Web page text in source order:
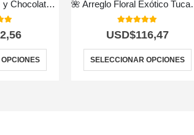
Bouquet de Rosas y Chocolates 🌹🍫✨ 🌺 Arreglo Floral
USD$116,47
SELECCIONAR OPCIONES